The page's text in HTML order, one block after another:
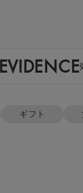
ギフト
EVIDENCE